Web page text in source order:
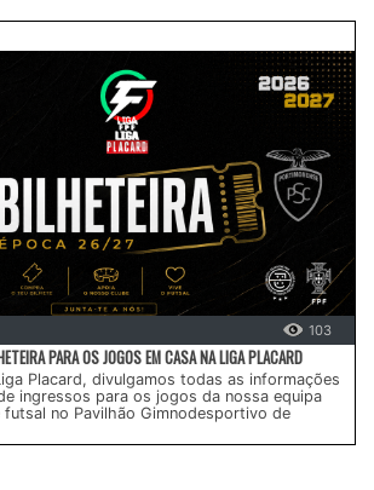
103
PARA OS JOGOS EM CASA NA LIGA PLACARD
Placard, divulgamos todas as informações
ingressos para os jogos da nossa equipa
futsal no Pavilhão Gimnodesportivo de